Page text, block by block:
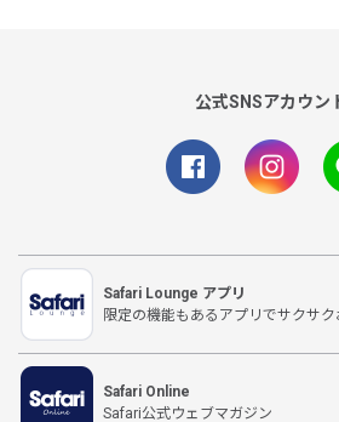
公式SNSアカウン
Safari Lounge アプリ
限定の機能もあるアプリでサクサ
Safari Online
Safari公式ウェブマガジン